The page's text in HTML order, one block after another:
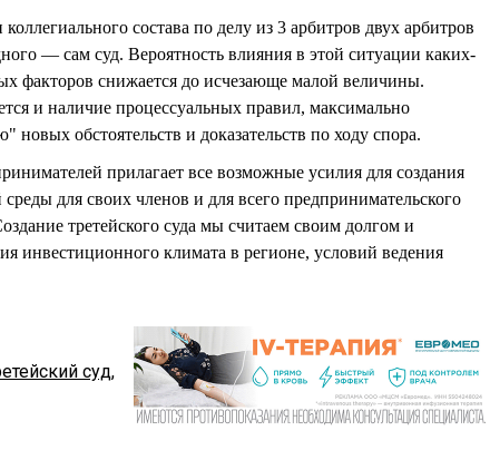
состава по делу из 3 арбитров двух арбитров
— сам суд. Вероятность влияния в этой ситуации каких-
факторов снижается до исчезающе малой величины.
и наличие процессуальных правил, максимально
обстоятельств и доказательств по ходу спора.
прилагает все возможные усилия для создания
для своих членов и для всего предпринимательского
третейского суда мы считаем своим долгом и
инвестиционного климата в регионе, условий ведения
суд,